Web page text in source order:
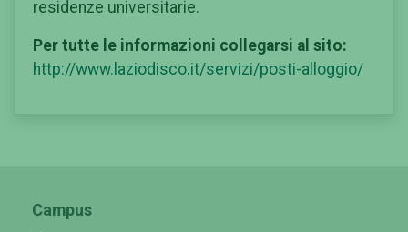
residenze universitarie.
Per tutte le informazioni collegarsi al sito:
http://www.laziodisco.it/servizi/posti-alloggio/
Campus